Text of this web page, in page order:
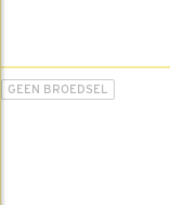
GEEN BROEDSEL